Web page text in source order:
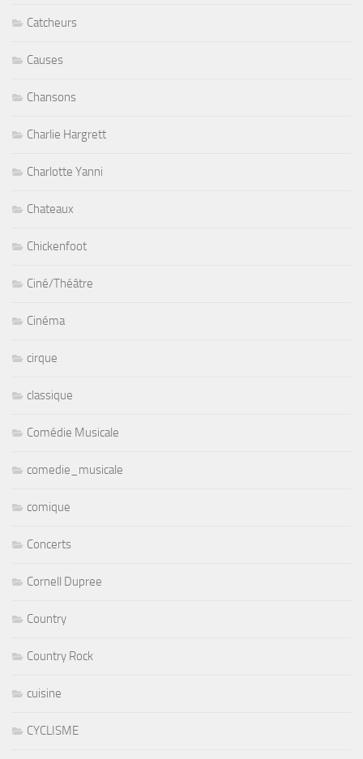
Catcheurs
Causes
Chansons
Charlie Hargrett
Charlotte Yanni
Chateaux
Chickenfoot
Ciné/Théâtre
Cinéma
cirque
classique
Comédie Musicale
comedie_musicale
comique
Concerts
Cornell Dupree
Country
Country Rock
cuisine
CYCLISME